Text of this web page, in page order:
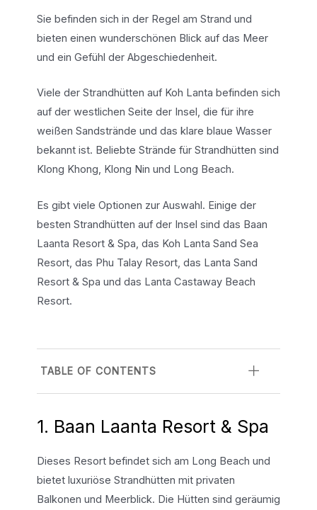
Sie befinden sich in der Regel am Strand und
bieten einen wunderschönen Blick auf das Meer
und ein Gefühl der Abgeschiedenheit.
Viele der Strandhütten auf Koh Lanta befinden sich
auf der westlichen Seite der Insel, die für ihre
weißen Sandstrände und das klare blaue Wasser
bekannt ist. Beliebte Strände für Strandhütten sind
Klong Khong, Klong Nin und Long Beach.
Es gibt viele Optionen zur Auswahl. Einige der
besten Strandhütten auf der Insel sind das Baan
Laanta Resort & Spa, das Koh Lanta Sand Sea
Resort, das Phu Talay Resort, das Lanta Sand
Resort & Spa und das Lanta Castaway Beach
Resort.
TABLE OF CONTENTS
1. Baan Laanta Resort & Spa
Dieses Resort befindet sich am Long Beach und
bietet luxuriöse Strandhütten mit privaten
Balkonen und Meerblick. Die Hütten sind geräumig